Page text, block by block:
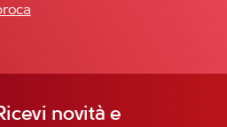
novità e